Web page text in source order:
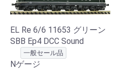
EL Re 6/6 11653 グリーン
SBB Ep4 DCC Sound
一般セール品
Nゲージ